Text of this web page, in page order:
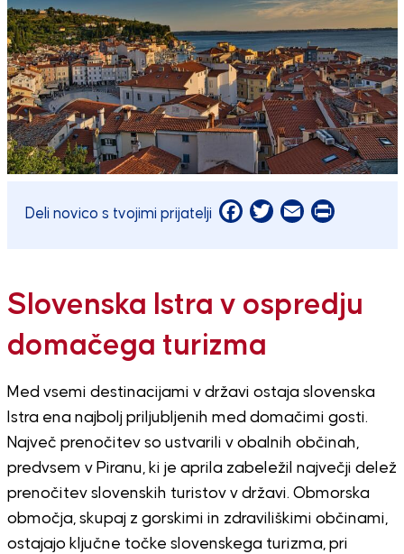
Deli novico s tvojimi prijatelji Facebook
Twitter
EmailPrint
Slovenska Istra v ospredju
domačega turizma
Med vsemi destinacijami v državi ostaja slovenska
Istra ena najbolj priljubljenih med domačimi gosti.
Največ prenočitev so ustvarili v obalnih občinah,
predvsem v Piranu, ki je aprila zabeležil največji delež
prenočitev slovenskih turistov v državi. Obmorska
območja, skupaj z gorskimi in zdraviliškimi občinami,
ostajajo ključne točke slovenskega turizma, pri